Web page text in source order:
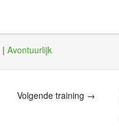
| Avontuurlijk
Volgende training →